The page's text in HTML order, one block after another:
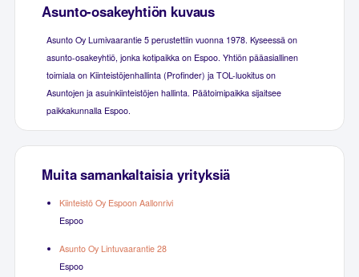
Asunto-osakeyhtiön kuvaus
Asunto Oy Lumivaarantie 5 perustettiin vuonna 1978. Kyseessä on
asunto-osakeyhtiö, jonka kotipaikka on Espoo. Yhtiön pääasiallinen
toimiala on Kiinteistöjenhallinta (Profinder) ja TOL-luokitus on
Asuntojen ja asuinkiinteistöjen hallinta. Päätoimipaikka sijaitsee
paikkakunnalla Espoo.
Muita samankaltaisia yrityksiä
Kiinteistö Oy Espoon Aallonrivi
Espoo
Asunto Oy Lintuvaarantie 28
Espoo